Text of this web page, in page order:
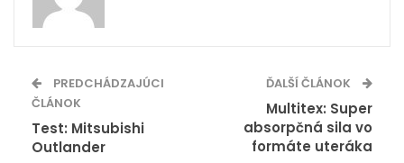
PREDCHÁDZAJÚCI
ČLÁNOK
Test: Mitsubishi
Outlander
ĎALŠÍ ČLÁNOK
Multitex: Super
absorpčná sila vo
formáte uteráka